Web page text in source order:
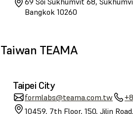
Bangkok 10260
Taiwan TEAMA
Taipei City
formlabs@teama.com.tw
10459, 7th Floor, 150, Jilin